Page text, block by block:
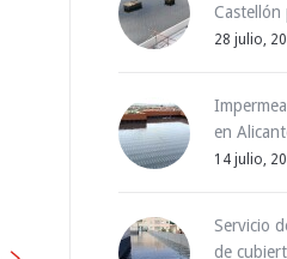
Castellón
28 julio,
en
14 julio,
Servicio
de